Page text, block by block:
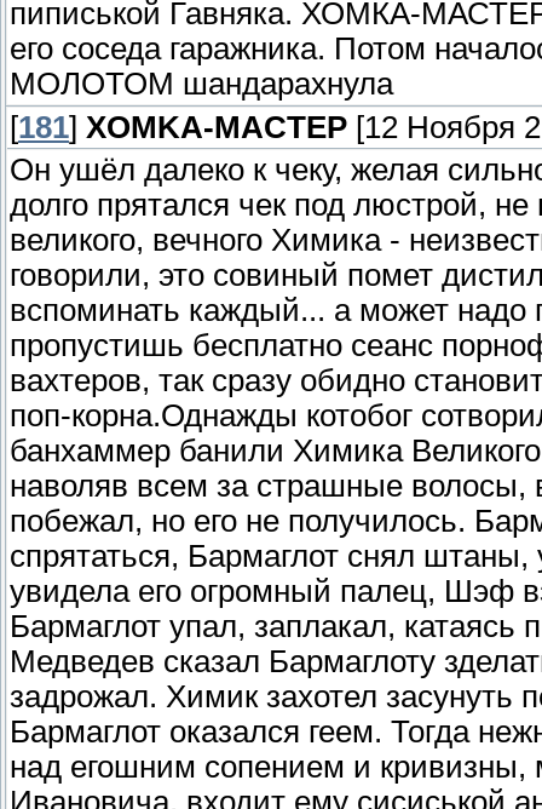
пиписькой Гавняка. ХОМКА-МАСТЕР
его соседа гаражника. Потом
МОЛОТОМ шандарахнула
[181] XOMKA-MACTEP [12 Ноября
Он ушёл далеко к чеку, желая
долго прятался чек под люстрой,
великого, вечного Химика -
говорили, это совиный помет
вспоминать каждый... а может надо
пропустишь бесплатно сеанс
вахтеров, так сразу обидно
поп-корна.Однажды котобог
банхаммер банили Химика
наволяв всем за страшные волосы,
побежал, но его не получилось.
спрятаться, Бармаглот снял
увидела его огромный палец, Шэф
Бармаглот упал, заплакал,
Медведев сказал Бармаглоту
задрожал. Химик захотел
Бармаглот оказался геем. Тогда
над егошним сопением и кривизны,
Ивановича, входит ему сисиськой